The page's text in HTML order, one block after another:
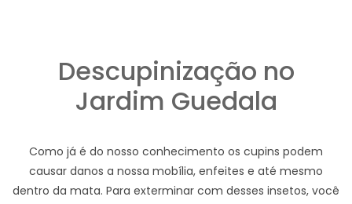
Descupinização no
Jardim Guedala
Como já é do nosso conhecimento os cupins podem
causar danos a nossa mobília, enfeites e até mesmo
dentro da mata. Para exterminar com desses insetos, você